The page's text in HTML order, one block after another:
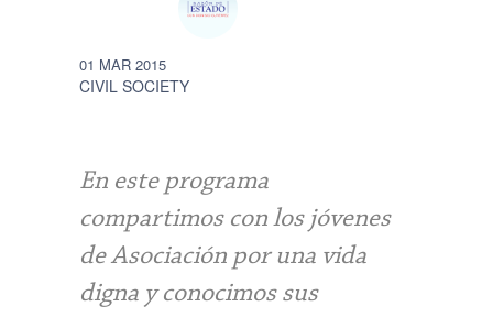
CIVIL SOCIETY
01 MAR 2015
En este programa
compartimos con los jóvenes
de Asociación por una vida
digna y conocimos sus